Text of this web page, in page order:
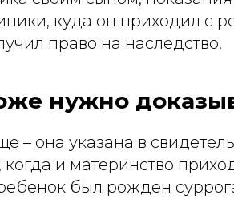
куда он приходил с
право на наследство.
нужно
– она указана в
и материнство
был рожден